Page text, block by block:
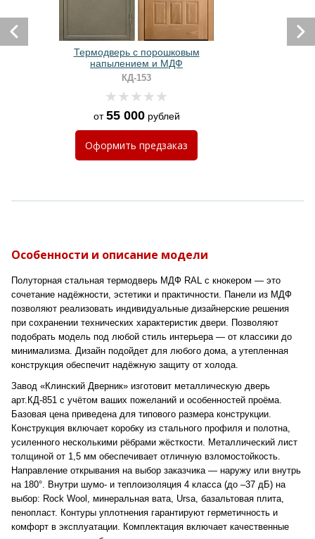
Термодверь с порошковым
напылением и МДФ
КД-153
от55 000рублей
Оформить предзаказ
Особенности и описание модели
Полуторная стальная термодверь МДФ RAL с кнокером — это
сочетание надёжности, эстетики и практичности. Панели из МДФ
позволяют реализовать индивидуальные дизайнерские решения
при сохранении технических характеристик двери. Позволяют
подобрать модель под любой стиль интерьера — от классики до
минимализма. Дизайн подойдет для любого дома, а утепленная
конструкция обеспечит надёжную защиту от холода.
Завод «Клинский Дверник» изготовит металлическую дверь
арт.КД-851 с учётом ваших пожеланий и особенностей проёма.
Базовая цена приведена для типового размера конструкции.
Конструкция включает коробку из стального профиля и полотна,
усиленного несколькими рёбрами жёсткости. Металлический лист
толщиной от 1,5 мм обеспечивает отличную взломостойкость.
Направление открывания на выбор заказчика — наружу или внутрь
на 180°. Внутри шумо- и теплоизоляция 4 класса (до –37 дБ) на
выбор: Rock Wool, минеральная вата, Ursa, базальтовая плита,
пенопласт. Контуры уплотнения гарантируют герметичность и
комфорт в эксплуатации. Комплектация включает качественные